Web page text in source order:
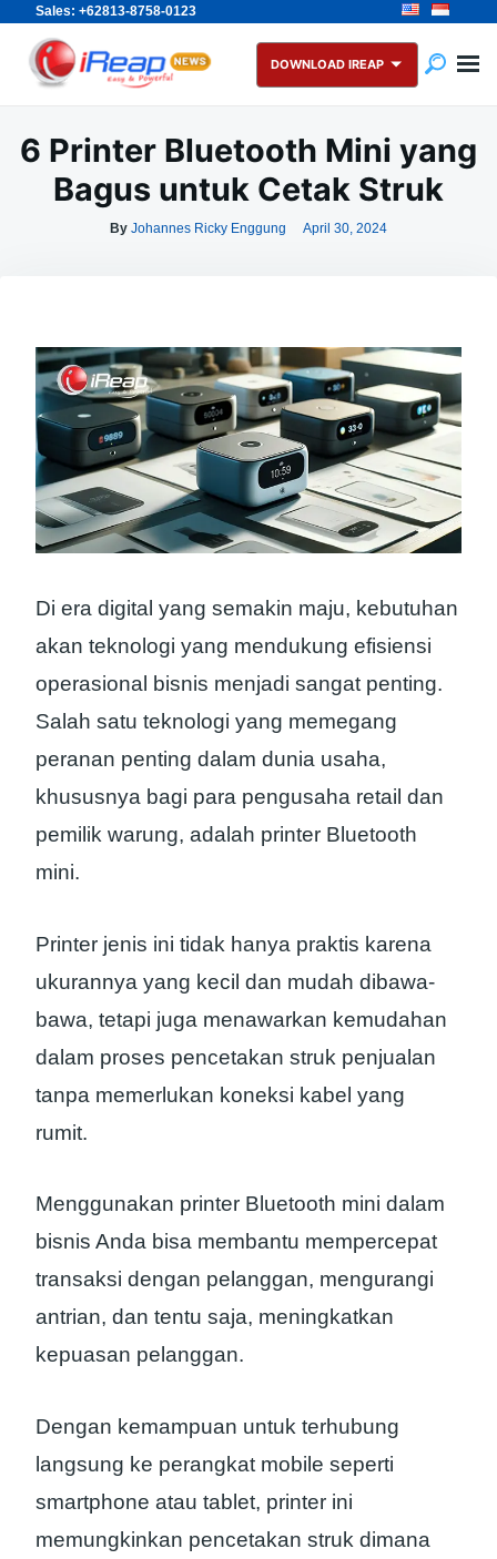
Sales: +62813-8758-0123
Skip
content
Search
for:
DOWNLOAD IREAP
6 Printer Bluetooth Mini yang
Bagus untuk Cetak Struk
By Johannes Ricky Enggung April 30, 2024
Di era digital yang semakin maju, kebutuhan
akan teknologi yang mendukung efisiensi
operasional bisnis menjadi sangat penting.
Salah satu teknologi yang memegang
peranan penting dalam dunia usaha,
khususnya bagi para pengusaha retail dan
pemilik warung, adalah printer Bluetooth
mini.
Printer jenis ini tidak hanya praktis karena
ukurannya yang kecil dan mudah dibawa-
bawa, tetapi juga menawarkan kemudahan
dalam proses pencetakan struk penjualan
tanpa memerlukan koneksi kabel yang
rumit.
Menggunakan printer Bluetooth mini dalam
bisnis Anda bisa membantu mempercepat
transaksi dengan pelanggan, mengurangi
antrian, dan tentu saja, meningkatkan
kepuasan pelanggan.
Dengan kemampuan untuk terhubung
langsung ke perangkat mobile seperti
smartphone atau tablet, printer ini
memungkinkan pencetakan struk dimana